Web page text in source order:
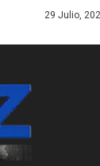
29 Julio,